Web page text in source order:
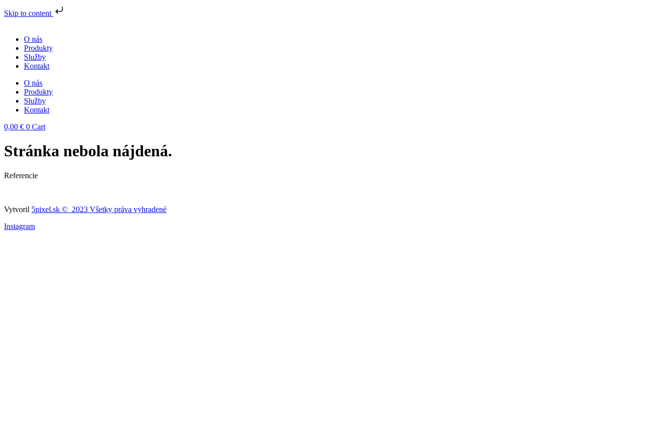
Skip to content
obsah
O nás
Produkty
Služby
Kontakt
O nás
Produkty
Služby
Kontakt
0,00 € 0 Cart
Stránka nebola nájdená.
Referencie
Vytvoril 5pixel.sk © 2023 Všetky práva vyhradené
Instagram